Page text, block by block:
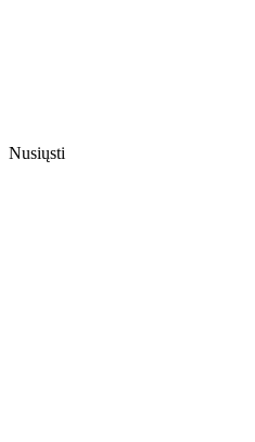
Nusiųsti